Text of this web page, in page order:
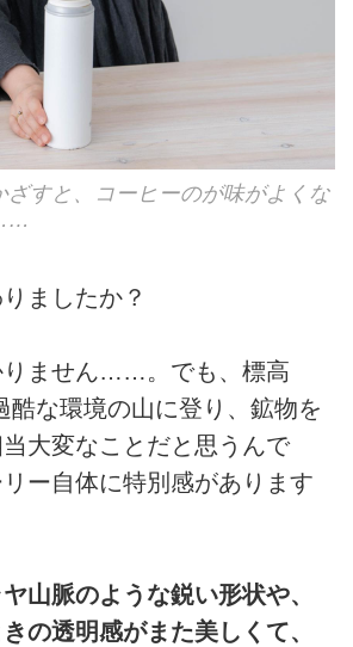
ざすと、コーヒーのが味がよくな
ましたか？
ません……。でも、標高
酷な環境の山に登り、鉱物を
大変なことだと思うんで
ー自体に特別感があります
山脈のような鋭い形状や、
の透明感がまた美しくて、